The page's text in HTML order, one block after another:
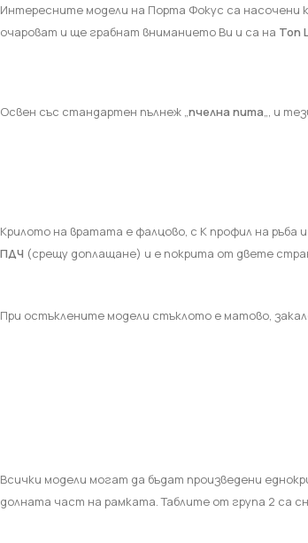
Интересните модели на Порта Фокус са
очароват и ще грабнат вниманието Ви и са на Топ
Освен със стандартен пълнеж „ пчелна пита „, и
Крилото на вратата e фалцово, с К профил на ръба
ПДЧ (срещу доплащане) и е покрита от двете
При остъклените модели стъклото е матово,
Всички модели могат да бъдат произведени
долната част на рамката. Таблите от група 2 са